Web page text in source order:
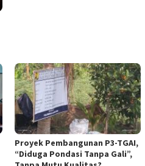
Proyek Pembangunan P3-TGAI,
“Diduga Pondasi Tanpa Gali”,